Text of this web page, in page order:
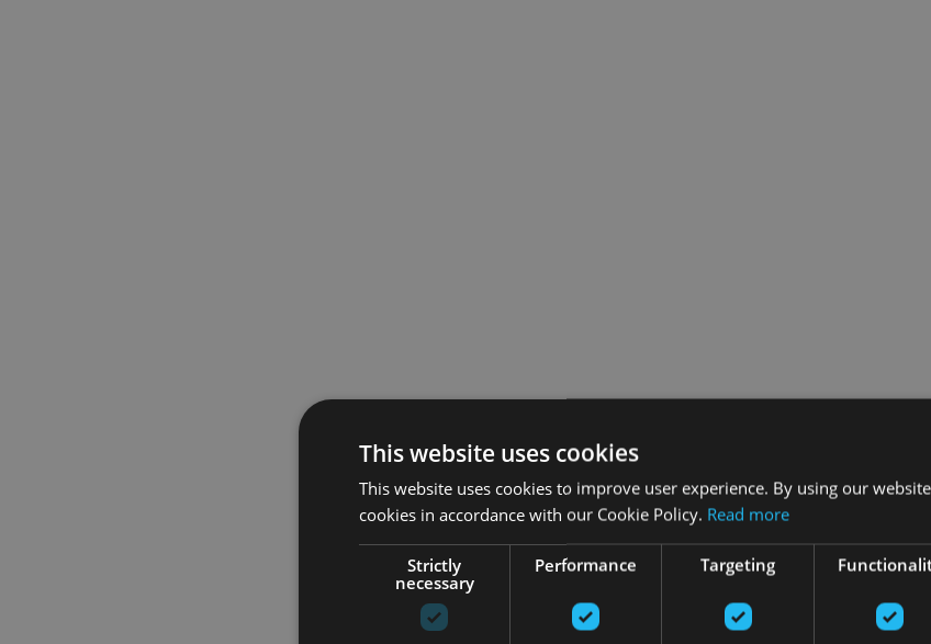
This website uses cookies
This website uses cookies to improve user experience. By using our
cookies in accordance with our Cookie Policy. Read more
Strictly
necessary
Performance Targeting